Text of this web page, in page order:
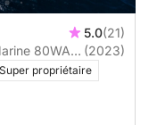
5.0(21)
80WA
(2023)
Super propriétaire